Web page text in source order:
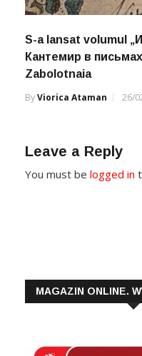
S-a lansat volumul
Кантемир в
Zabolotnaia
ByViorica Ataman 26/
Leave a Reply
You must be logged in
MAGAZIN ONLINE.